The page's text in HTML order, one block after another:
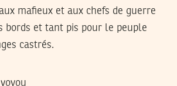
mafieux et aux chefs de guerre
bords et tant pis pour le peuple
castrés.